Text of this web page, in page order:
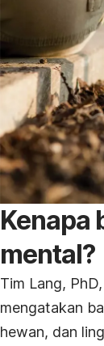
Kenapa
mental?
Tim Lang,
mengatakan
hewan, dan